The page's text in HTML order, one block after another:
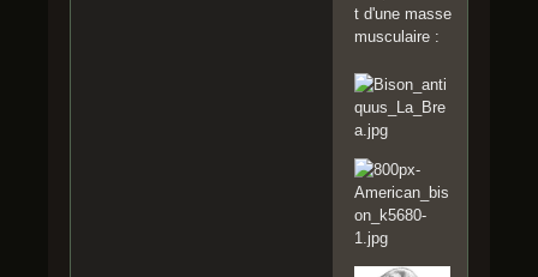
t d'une masse
musculaire :